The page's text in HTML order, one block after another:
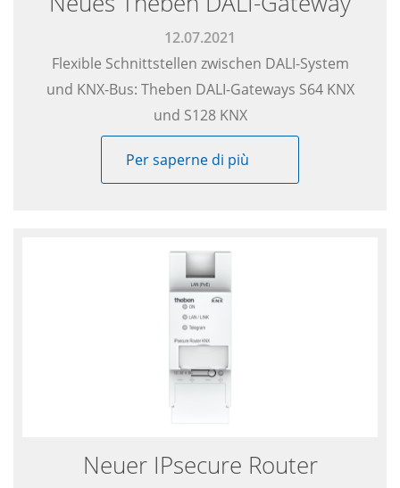
12.07.2021
Flexible Schnittstellen zwischen DALI-System
und KNX-Bus: Theben DALI-Gateways S64 KNX
und S128 KNX
Per saperne di più
Neuer IPsecure Router